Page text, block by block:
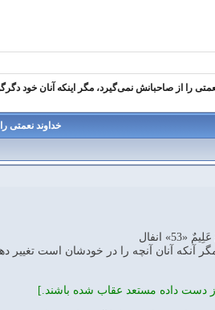
را از صاحبانش نمى‌گيرد، مگر اينكه آنان خود
خداوند نعمتى
انفال
آنان آنچه را در خودشان است تغيير
دست داده مستعد عقاب شده باشند.]